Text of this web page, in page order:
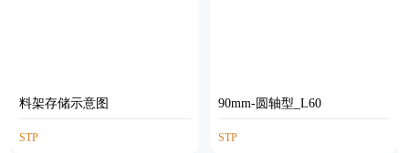
料架存储示意图
STP
90mm-圆轴型_L60
STP